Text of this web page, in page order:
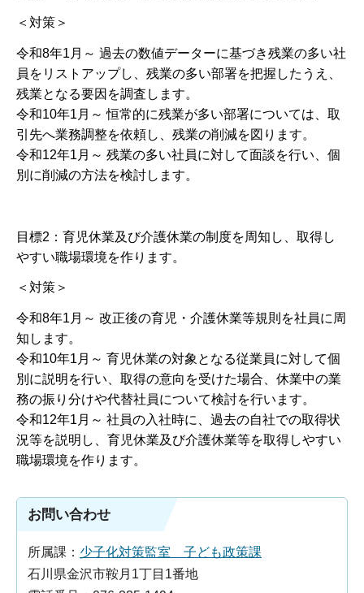
＜対策＞
令和8年1月～ 過去の数値データーに基づき残業の多い社
員をリストアップし、残業の多い部署を把握したうえ、
残業となる要因を調査します。
令和10年1月～ 恒常的に残業が多い部署については、取
引先へ業務調整を依頼し、残業の削減を図ります。
令和12年1月～ 残業の多い社員に対して面談を行い、個
別に削減の方法を検討します。
目標2：育児休業及び介護休業の制度を周知し、取得し
やすい職場環境を作ります。
＜対策＞
令和8年1月～ 改正後の育児・介護休業等規則を社員に周
知します。
令和10年1月～ 育児休業の対象となる従業員に対して個
別に説明を行い、取得の意向を受けた場合、休業中の業
務の振り分けや代替社員について検討を行います。
令和12年1月～ 社員の入社時に、過去の自社での取得状
況等を説明し、育児休業及び介護休業等を取得しやすい
職場環境を作ります。
お問い合わせ
所属課： 少子化対策監室 子ども政策課
石川県金沢市鞍月1丁目1番地